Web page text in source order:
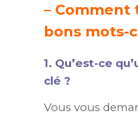
– Comment
bons mots-
1. Qu’est-ce
clé ?
Vous vous